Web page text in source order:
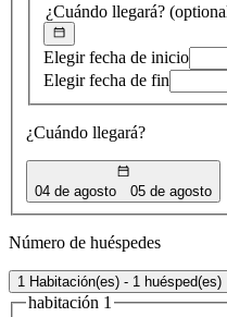
¿Cuándo llegará?
Elegir fecha de inicio
Elegir fecha de fin
¿Cuándo llegará?
04 de agosto 05 de agosto
Número de huéspedes
1 Habitación(es) - 1 huésped(es)
habitación 1